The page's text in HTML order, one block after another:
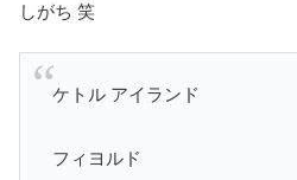
しがち 笑
ケトル アイランド
フィヨルド